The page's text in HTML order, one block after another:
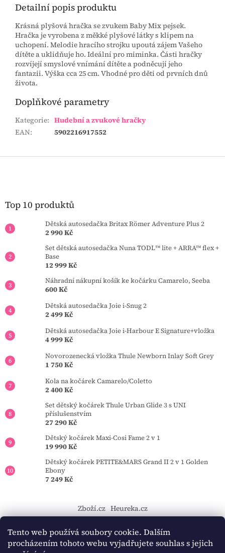
Tento web používá soubory cookie. Dalším
procházením tohoto webu vyjadřujete souhlas s jejich
Detailní popis produktu
Krásná plyšová hračka se zvukem Baby Mix pejsek.
Hračka je vyrobena z měkké plyšové látky s klipem na
uchopení. Melodie hracího strojku upoutá zájem Vašeho
dítěte a uklidňuje ho. Ideální pro miminka. Části hračky
rozvíjejí smyslové vnímání dítěte a podněcují jeho
fantazii. Výška cca 25 cm. Vhodné pro děti od prvních dnů
života.
Doplňkové parametry
Kategorie: Hudební a zvukové hračky
EAN: 5902216917552
Z
Top 10 produktů
Dětská autosedačka Britax Römer Adventure Plus 2
2 990 Kč
Set dětská autosedačka Nuna TODL™ lite + ARRA™ flex +
Base
12 999 Kč
Náhradní nákupní košík ke kočárku Camarelo, Seeba
600 Kč
Dětská autosedačka Joie i-Snug 2
2 499 Kč
Dětská autosedačka Joie i-Harbour E Signature+vložka
4 999 Kč
Novorozenecká vložka Thule Newborn Inlay Soft Grey
1 750 Kč
Kola na kočárek Camarelo/Coletto
2 400 Kč
Set dětský kočárek Thule Urban Glide 3 s UNI
příslušenstvím
27 290 Kč
Dětský kočárek Maxi-Cosi Fame 2 v 1
19 990 Kč
Dětský kočárek PETITE&MARS Grand II 2 v 1 Golden
Ebony
7 249 Kč
Zboží.cz Heureka.cz
https://tourmkr.com/F1eycVcPEw